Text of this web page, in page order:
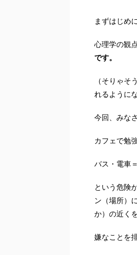
まずはじめに
心理学の観
です。
（そりゃ
れるように
今回、みな
カフェで勉
バス・電車
という危険
ン（場所）
か）の近く
嫌なことを